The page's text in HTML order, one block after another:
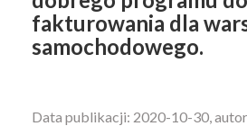
fakturowania dla
samochodowego.
Data publikacji: 2020-10-30,